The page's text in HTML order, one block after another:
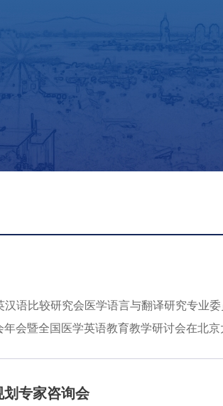
汉语比较研究会医学语言与翻译研究专业
会暨全国医学英语教育教学研讨会在北
联盟启动仪式，并受聘担任联盟第一届
划专家咨询会